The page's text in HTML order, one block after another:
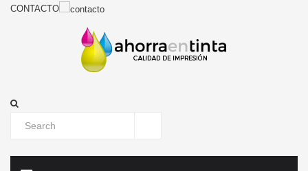
CONTACTO